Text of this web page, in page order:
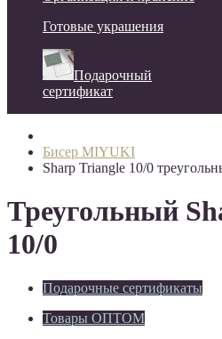
Готовые украшения
Подарочный
сертификат
Бисер MIYUKI
Sharp Triangle 10/0
Треугольный
10/0
Подарочные сертификаты
Товары ОПТОМ